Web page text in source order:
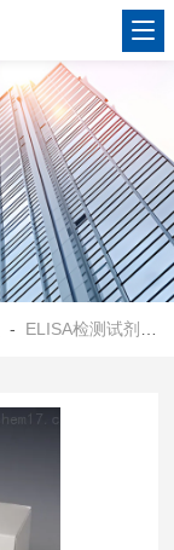
- ELISA检测试剂盒